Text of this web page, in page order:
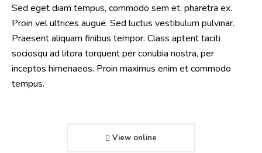
Sed eget diam tempus, commodo sem et, pharetra ex.
Proin vel ultrices augue. Sed luctus vestibulum pulvinar.
Praesent aliquam finibus tempor. Class aptent taciti
sociosqu ad litora torquent per conubia nostra, per
inceptos himenaeos. Proin maximus enim et commodo
tempus.
View online